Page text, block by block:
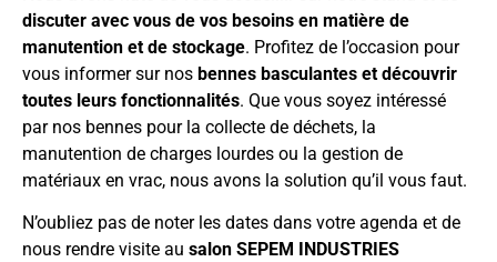
discuter avec vous de vos besoins en matière de
manutention et de stockage. Profitez de l’occasion pour
vous informer sur nos bennes basculantes et découvrir
toutes leurs fonctionnalités. Que vous soyez intéressé
par nos bennes pour la collecte de déchets, la
manutention de charges lourdes ou la gestion de
matériaux en vrac, nous avons la solution qu’il vous faut.
N’oubliez pas de noter les dates dans votre agenda et de
nous rendre visite au salon SEPEM INDUSTRIES